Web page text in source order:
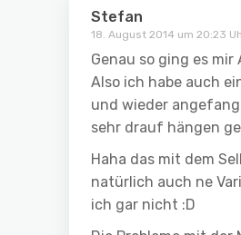
Stefan
18. August 2014 um 20:23
Genau so ging es
Also ich habe auch
und wieder
sehr drauf hängen
Haha das mit dem
natürlich auch ne
ich gar nicht :D